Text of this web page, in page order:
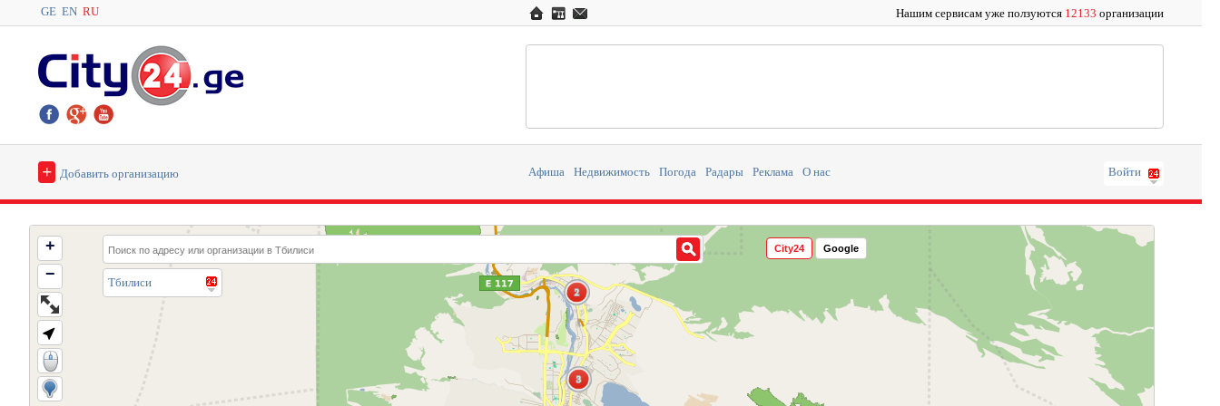
GE EN RU Нашим сервисам уже ползуются 12133 организации
+ Добавить организацию Афиша Недвижимость Погода Радары Реклама О нас Войти
Тбилиси
3
3
2
2
+
−
City24 Google